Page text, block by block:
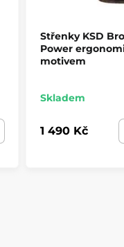
Střenky KSD
Power
motivem
Skladem
1 490 Kč